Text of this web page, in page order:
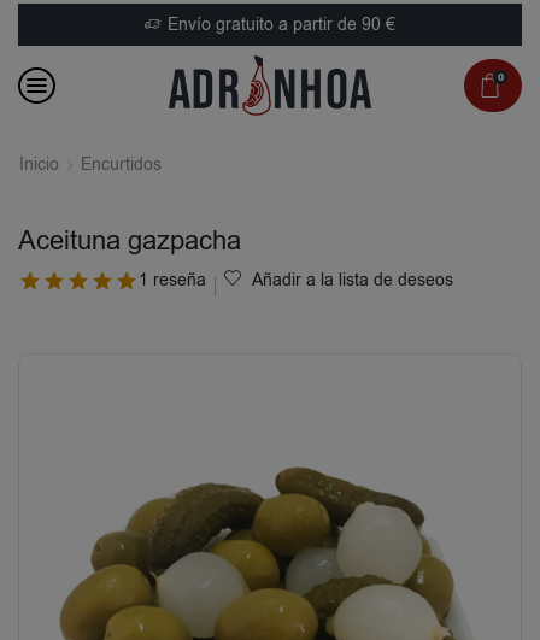
Envío gratuito a partir de 90 €
0
Inicio Encurtidos
Aceituna gazpacha
1 reseña Añadir a la lista de deseos